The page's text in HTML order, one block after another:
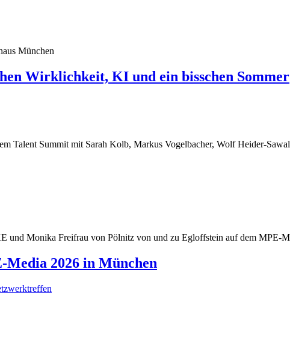
Wirklichkeit, KI und ein bisschen Sommer
Media 2026 in München